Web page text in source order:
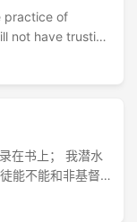
practice of
not have trusting
the principal
hardened the
it should be
or a
of His
to His
在书上； 我潜水
能不能和非基督
到11:45按照群规